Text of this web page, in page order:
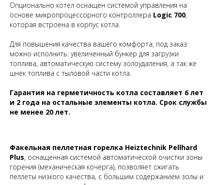
Опционально котел оснащен системой управления на
основе микропроцессорного контроллера Logic 700,
которая встроена в корпус котла.
Для повышения качества вашего комфорта, под заказ
можно исполнить: увеличенный бункер для загрузки
топлива, автоматическую систему золоудаления, а так же
шнек топлива с тыловой части котла.
Гарантия на герметичность котла составляет 6 лет
и 2 года на остальные элементы котла. Срок службы
не менее 20 лет.
Факельная пеллетная горелка Heiztechnik Pellhard
Plus, оснащенная системой автоматической очистки зоны
горения (механическая кочерга), позволяет сжигать
пеллеты низкого качества, с большим содержанием золы и